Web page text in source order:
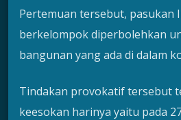
Pertemuan tersebut, pasukan
berkelompok diperbolehkan
bangunan yang ada di dalam
Tindakan provokatif tersebut
keesokan harinya yaitu pada